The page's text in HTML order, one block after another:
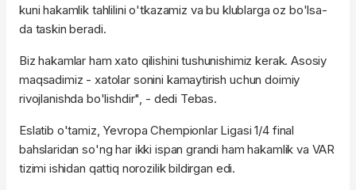
kuni hakamlik tahlilini o'tkazamiz va bu klublarga oz bo'lsa-
da taskin beradi.
Biz hakamlar ham xato qilishini tushunishimiz kerak. Asosiy
maqsadimiz - xatolar sonini kamaytirish uchun doimiy
rivojlanishda bo'lishdir", - dedi Tebas.
Eslatib o'tamiz, Yevropa Chempionlar Ligasi 1/4 final
bahslaridan so'ng har ikki ispan grandi ham hakamlik va VAR
tizimi ishidan qattiq norozilik bildirgan edi.